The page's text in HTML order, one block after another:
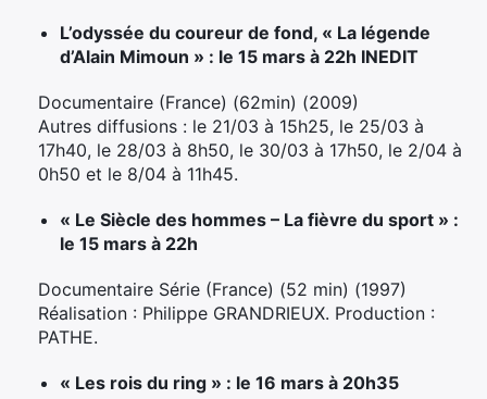
L’odyssée du coureur de fond, « La légende
d’Alain Mimoun » : le 15 mars à 22h INEDIT
Documentaire (France) (62min) (2009)
Autres diffusions : le 21/03 à 15h25, le 25/03 à
17h40, le 28/03 à 8h50, le 30/03 à 17h50, le 2/04 à
0h50 et le 8/04 à 11h45.
« Le Siècle des hommes – La fièvre du sport » :
le 15 mars à 22h
Documentaire Série (France) (52 min) (1997)
Réalisation : Philippe GRANDRIEUX. Production :
PATHE.
« Les rois du ring » : le 16 mars à 20h35